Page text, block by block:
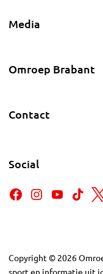
Media
Omroep Brabant
Contact
Social
Copyright © 2026
sport en informatie uit